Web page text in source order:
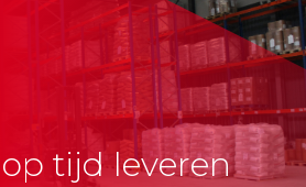
tijd leveren